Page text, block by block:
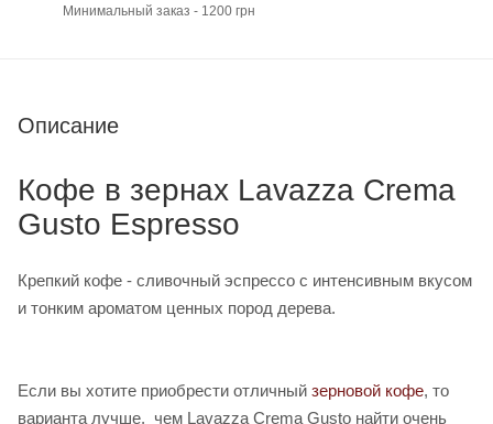
Минимальный заказ - 1200 грн
Описание
Кофе в зернах Lavazza Crema
Gusto Espresso
Крепкий кофе - сливочный эспрессо с интенсивным вкусом
и тонким ароматом ценных пород дерева.
Если вы хотите приобрести отличный зерновой кофе, то
варианта лучше, чем Lavazza Crema Gusto найти очень